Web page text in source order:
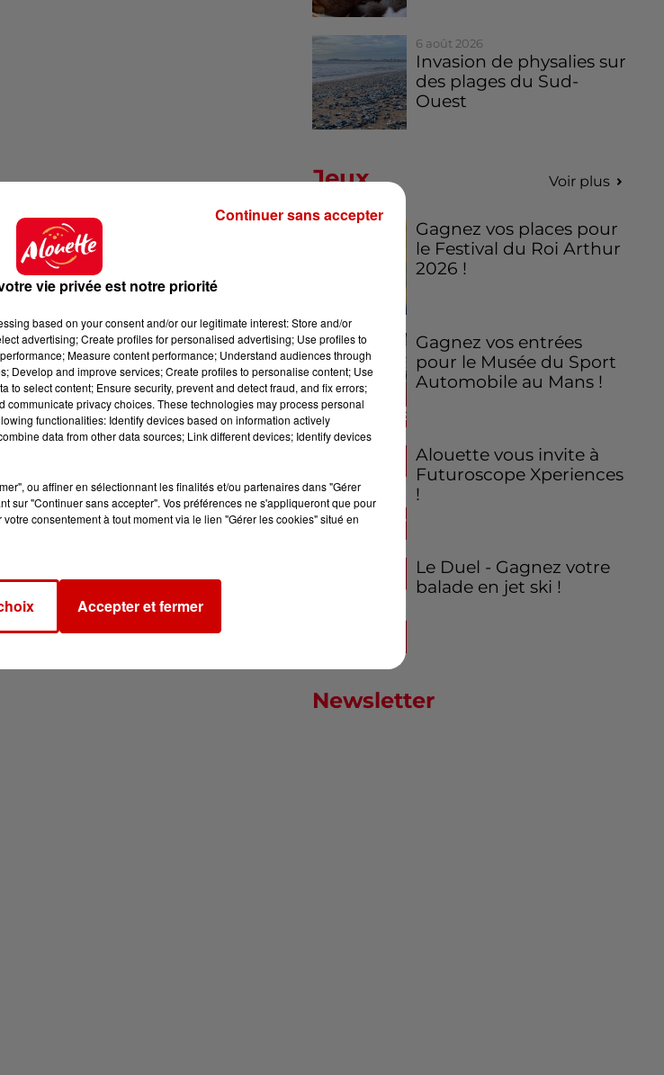
métier
nouvelles tendances et lance un
Pokemon ? Vous pouvez peut-être
6 août 2026
Invasion de physalies sur
des plages du Sud-
Ouest
Jeux Voir plus
Gagnez vos places pour
le Festival du Roi Arthur
2026 !
Gagnez vos entrées
pour le Musée du Sport
Automobile au Mans !
Alouette vous invite à
Futuroscope Xperiences
!
Le Duel - Gagnez votre
balade en jet ski !
Newsletter
vie privée est notre priorité
based on your consent and/or our legitimate interest: Store and/or
advertising; Create profiles for personalised advertising; Use profiles to
Measure content performance; Understand audiences through
Develop and improve services; Create profiles to personalise content; Use
to select content; Ensure security, prevent and detect fraud, and fix errors;
privacy choices. These technologies may process personal
functionalities: Identify devices based on information actively
data from other data sources; Link different devices; Identify devices
ou affiner en sélectionnant les finalités et/ou partenaires dans "Gérer
sur "Continuer sans accepter". Vos préférences ne s'appliqueront que pour
consentement à tout moment via le lien "Gérer les cookies" situé en
Accepter et fermer
Continuer sans accepter